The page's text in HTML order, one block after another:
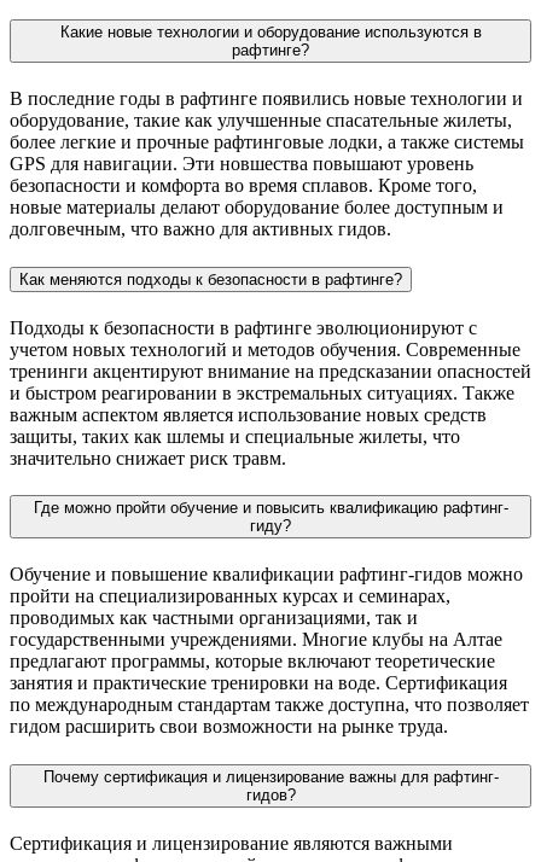
Какие новые технологии и оборудование используются в
рафтинге?
В последние годы в рафтинге появились новые технологии и
оборудование, такие как улучшенные спасательные жилеты,
более легкие и прочные рафтинговые лодки, а также системы
GPS для навигации. Эти новшества повышают уровень
безопасности и комфорта во время сплавов. Кроме того,
новые материалы делают оборудование более доступным и
долговечным, что важно для активных гидов.
Как меняются подходы к безопасности в рафтинге?
Подходы к безопасности в рафтинге эволюционируют с
учетом новых технологий и методов обучения. Современные
тренинги акцентируют внимание на предсказании опасностей
и быстром реагировании в экстремальных ситуациях. Также
важным аспектом является использование новых средств
защиты, таких как шлемы и специальные жилеты, что
значительно снижает риск травм.
Где можно пройти обучение и повысить квалификацию рафтинг-
гиду?
Обучение и повышение квалификации рафтинг-гидов можно
пройти на специализированных курсах и семинарах,
проводимых как частными организациями, так и
государственными учреждениями. Многие клубы на Алтае
предлагают программы, которые включают теоретические
занятия и практические тренировки на воде. Сертификация
по международным стандартам также доступна, что позволяет
гидом расширить свои возможности на рынке труда.
Почему сертификация и лицензирование важны для рафтинг-
гидов?
Сертификация и лицензирование являются важными